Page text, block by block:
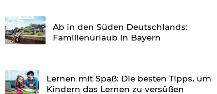
Ab in den Süden Deutschlands:
Familienurlaub in Bayern
Lernen mit Spaß: Die besten Tipps, um
Kindern das Lernen zu versüßen